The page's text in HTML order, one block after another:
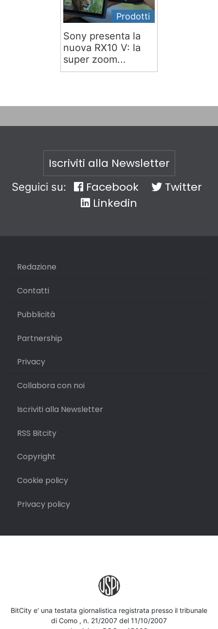
Prodotti
Sony presenta la
nuova RX10 V: la
super zoom...
Iscriviti alla Newsletter
Seguici su: Facebook
Twitter
Linkedin
Redazione
Contatti
Pubblicità
Partnership
Privacy
Collabora con noi
Iscriviti alla Newsletter
RSS Bitcity
Copyright
Cookie policy
Privacy policy
BitCity e' una testata giornalistica registrata presso il tribunale
di Como , n. 21/2007 del 11/10/2007